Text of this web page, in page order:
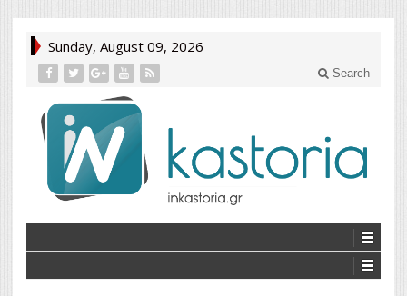
Sunday, August 09, 2026
Search